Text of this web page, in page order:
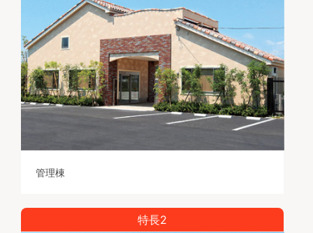
管理棟
特長2